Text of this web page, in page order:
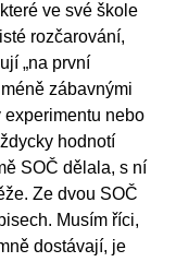
ve své škole
rozčarování,
„na první
zábavnými
nebo
hodnotí
SOČ dělala, s ní
Ze dvou SOČ
Musím říci,
dostávají, je